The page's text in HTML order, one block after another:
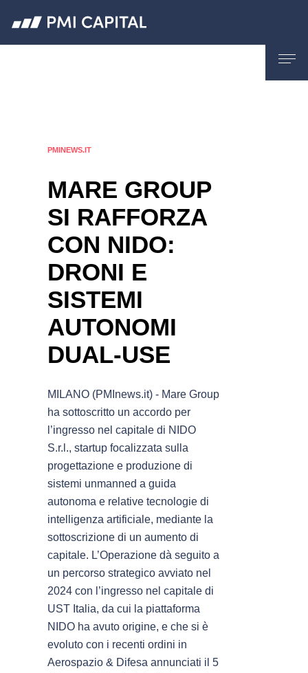
PMINEWS.IT
MARE GROUP
SI RAFFORZA
CON NIDO:
DRONI E
SISTEMI
AUTONOMI
DUAL-USE
MILANO (PMInews.it) - Mare Group
ha sottoscritto un accordo per
l’ingresso nel capitale di NIDO
S.r.l., startup focalizzata sulla
progettazione e produzione di
sistemi unmanned a guida
autonoma e relative tecnologie di
intelligenza artificiale, mediante la
sottoscrizione di un aumento di
capitale. L’Operazione dà seguito a
un percorso strategico avviato nel
2024 con l’ingresso nel capitale di
UST Italia, da cui la piattaforma
NIDO ha avuto origine, e che si è
evoluto con i recenti ordini in
Aerospazio & Difesa annunciati il 5